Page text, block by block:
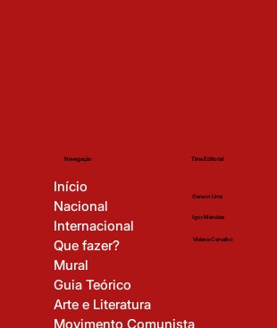
Navegação
Início
Nacional
Internacional
Que fazer?
Mural
Guia Teórico
Arte e Literatura
Movimento Comunista
Time Editorial
Gerson Lima
Igor Mendes
Viviane Carvalho